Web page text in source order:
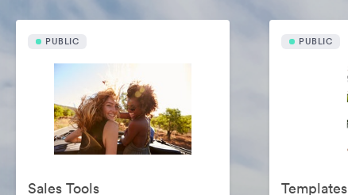
PUBLIC
Sales Tools
PUBLIC
Templates